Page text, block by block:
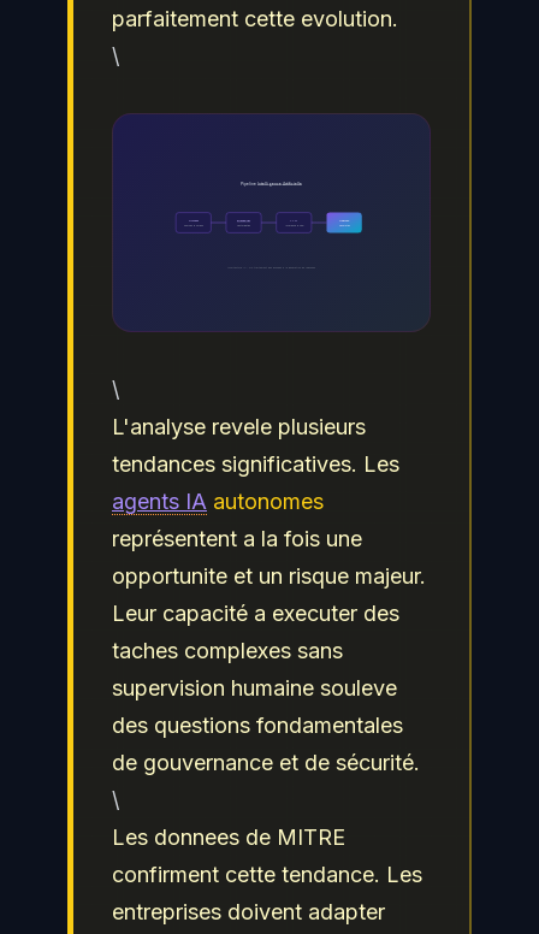
parfaitement cette evolution.
\
Donnees Embeddings LLM Reponse
PipelineIntelligence Artificielle
Architecture IA - Du traitement des donnees a la generation de reponses
\
L'analyse revele plusieurs
tendances significatives. Les
agents IA autonomes
représentent a la fois une
opportunite et un risque majeur.
Leur capacité a executer des
taches complexes sans
supervision humaine souleve
des questions fondamentales
de gouvernance et de sécurité.
\
Les donnees de MITRE
confirment cette tendance. Les
entreprises doivent adapter